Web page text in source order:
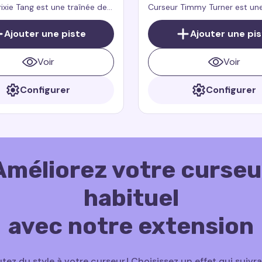
Tang est une traînée de
souris qui ajoute du style,
et une touche de
votre navigateur, inspirée
du dessin animé culte.
Ajouter une piste
Voir
Configurer
Curseur Timmy Turner est
de curseur pour souris qui
énergie, amusement et
navigateur
Ajouter une
Voir
Configurer
votre
habituel
avec notre extension